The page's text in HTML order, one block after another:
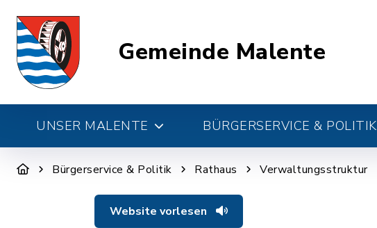
Gemeinde Malente
UNSER MALENTE BÜRGERSERVICE & POLITIK
Bürgerservice & Politik Rathaus Verwaltungsstruktur
Website vorlesen